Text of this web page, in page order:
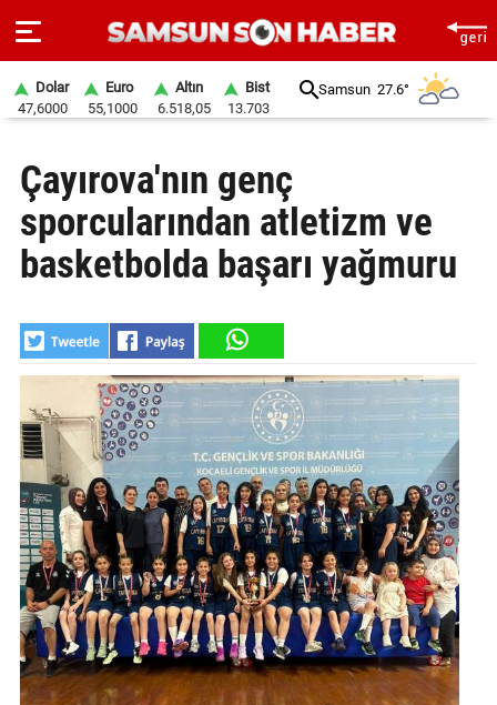
SAYFA
SAMSUN
HABER
GÜNDEM
SİYASET
EKONOMİ
DÜNYA
MAGAZİN
GALERİ
VİDEO
YAZARLAR
Dolar
47,6000
Euro
55,1000
Altın
6.518,05
Bist
13.703
Samsun 27.6°
Çayırova'nın genç
sporcularından atletizm ve
basketbolda başarı yağmuru